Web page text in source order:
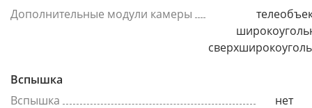
Дополнительные модули камеры
Вспышка
Вспышка
нет